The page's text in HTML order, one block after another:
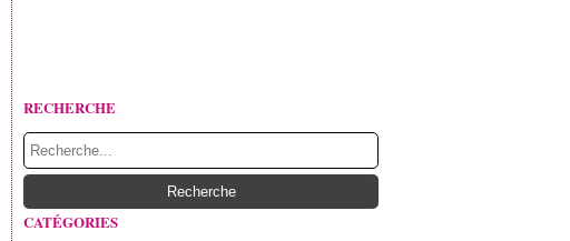
RECHERCHE
CATÉGORIES